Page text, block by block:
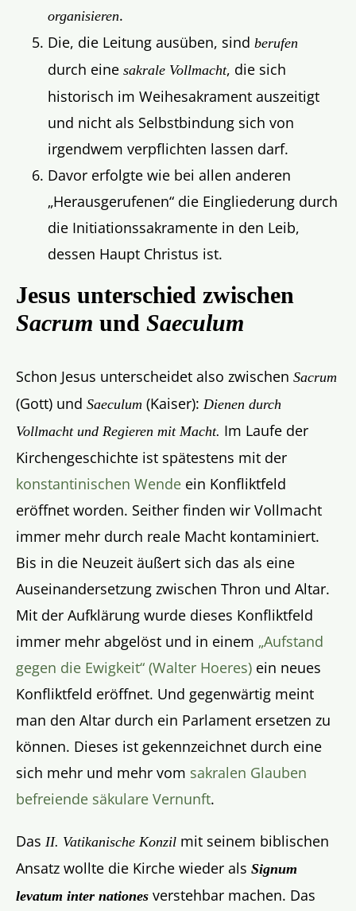
organisieren.
Die, die Leitung ausüben, sind berufen
durch eine sakrale Vollmacht, die sich
historisch im Weihesakrament auszeitigt
und nicht als Selbstbindung sich von
irgendwem verpflichten lassen darf.
Davor erfolgte wie bei allen anderen
„Herausgerufenen“ die Eingliederung durch
die Initiationssakramente in den Leib,
dessen Haupt Christus ist.
Jesus unterschied zwischen
Sacrum und Saeculum
Schon Jesus unterscheidet also zwischen Sacrum
(Gott) und Saeculum (Kaiser): Dienen durch
Vollmacht und Regieren mit Macht. Im Laufe der
Kirchengeschichte ist spätestens mit der
konstantinischen Wende ein Konfliktfeld
eröffnet worden. Seither finden wir Vollmacht
immer mehr durch reale Macht kontaminiert.
Bis in die Neuzeit äußert sich das als eine
Auseinandersetzung zwischen Thron und Altar.
Mit der Aufklärung wurde dieses Konfliktfeld
immer mehr abgelöst und in einem „Aufstand
gegen die Ewigkeit“ (Walter Hoeres) ein neues
Konfliktfeld eröffnet. Und gegenwärtig meint
man den Altar durch ein Parlament ersetzen zu
können. Dieses ist gekennzeichnet durch eine
sich mehr und mehr vom sakralen Glauben
befreiende säkulare Vernunft.
Das II. Vatikanische Konzil mit seinem biblischen
Ansatz wollte die Kirche wieder als Signum
levatum inter nationes verstehbar machen. Das